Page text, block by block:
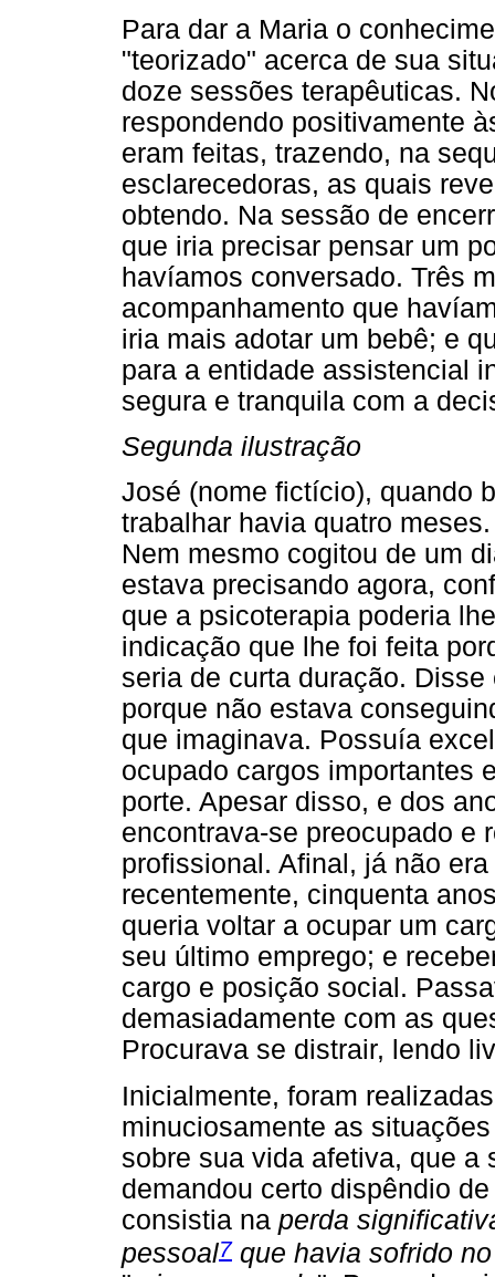
Para dar a Maria o
"teorizado" acerca de sua
doze sessões terapêuticas.
respondendo positivamente
eram feitas, trazendo, na
esclarecedoras, as quais
obtendo. Na sessão de
que iria precisar pensar um
havíamos conversado. Três
acompanhamento que
iria mais adotar um bebê; e
para a entidade assistencial
segura e tranquila com a
Segunda ilustração
José (nome fictício), quando
trabalhar havia quatro
Nem mesmo cogitou de um
estava precisando agora,
que a psicoterapia poderia
indicação que lhe foi feita
seria de curta duração.
porque não estava
que imaginava. Possuía
ocupado cargos importantes
porte. Apesar disso, e dos
encontrava-se preocupado e
profissional. Afinal, já não
recentemente, cinquenta
queria voltar a ocupar um
seu último emprego; e
cargo e posição social.
demasiadamente com as
Procurava se distrair, lendo
Inicialmente, foram
minuciosamente as
sobre sua vida afetiva, que a
demandou certo dispêndio
consistia na perda
pessoal7 que havia sofrido